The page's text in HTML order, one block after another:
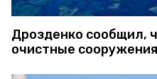
Дрозденко сообщил,
очистные сооружения